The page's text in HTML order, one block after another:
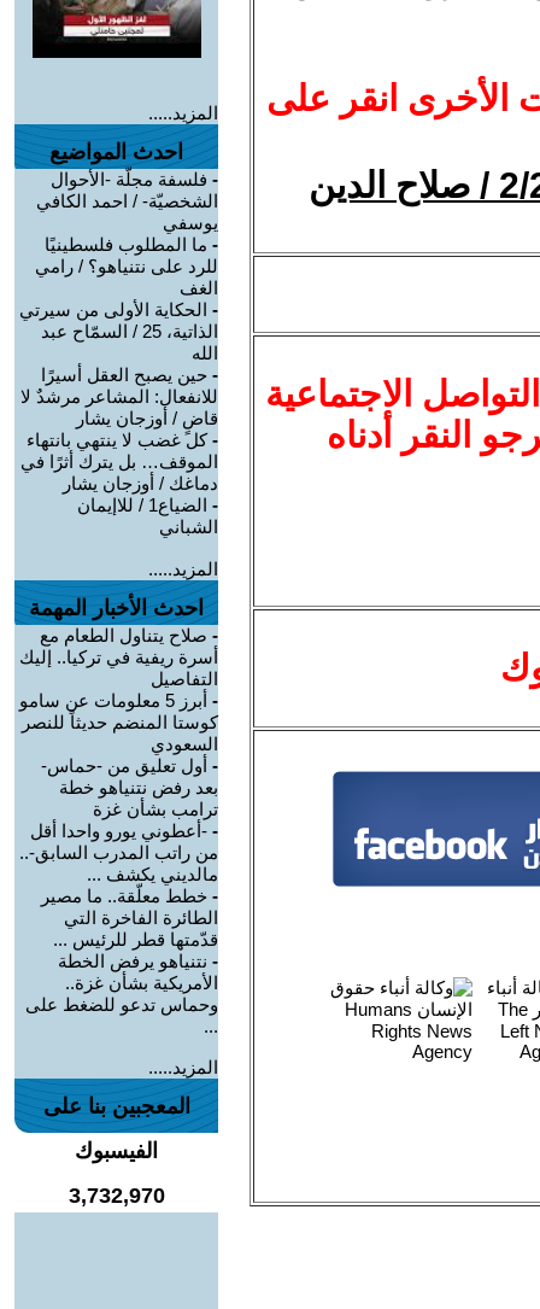
الأخرى انقر على
الرئيس يسأل : أعمل ايه !؟ 2/2 / صلاح الدين
الاجتماعية
النقر أدناه
المزيد.....
احدث المواضيع
- فلسفة مجلّة -الأحوال
الشخصيّة- / احمد الكافي
يوسفي
- ما المطلوب فلسطينيًا
للرد على نتنياهو؟ / رامي
الغف
- الحكاية الأولى من سيرتي
الذاتية، 25 / السمّاح عبد
الله
- حين يصبح العقل أسيرًا
للانفعال: المشاعر مرشدٌ لا
قاضٍ / أوزجان يشار
-كل غضب لا ينتهي بانتهاء
الموقف… بل يترك أثرًا في
دماغك / أوزجان يشار
-
الضياع1 / للاإيمان
الشباني
المزيد.....
احدث الأخبار المهمة
- صلاح يتناول الطعام مع
أسرة ريفية في تركيا.. إليك
التفاصيل
-
أبرز 5 معلومات عن سامو
كوستا المنضم حديثاً للنصر
السعودي
- أول تعليق من -حماس-
بعد رفض نتنياهو خطة
ترامب بشأن غزة
- -أعطوني يورو واحدا أقل
من راتب المدرب السابق-..
مالديني يكشف ...
- خطط معلّقة.. ما مصير
الطائرة الفاخرة التي
قدّمتها قطر للرئيس ...
- نتنياهو يرفض الخطة
الأمريكية بشأن غزة..
وحماس تدعو للضغط على
...
المزيد.....
المعجبين بنا على
الفيسبوك
3,732,970